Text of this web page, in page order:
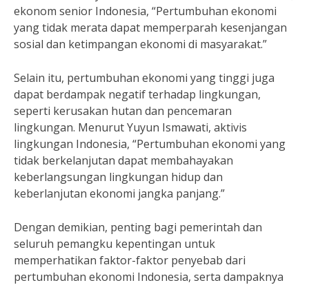
ekonom senior Indonesia, “Pertumbuhan ekonomi
yang tidak merata dapat memperparah kesenjangan
sosial dan ketimpangan ekonomi di masyarakat.”
Selain itu, pertumbuhan ekonomi yang tinggi juga
dapat berdampak negatif terhadap lingkungan,
seperti kerusakan hutan dan pencemaran
lingkungan. Menurut Yuyun Ismawati, aktivis
lingkungan Indonesia, “Pertumbuhan ekonomi yang
tidak berkelanjutan dapat membahayakan
keberlangsungan lingkungan hidup dan
keberlanjutan ekonomi jangka panjang.”
Dengan demikian, penting bagi pemerintah dan
seluruh pemangku kepentingan untuk
memperhatikan faktor-faktor penyebab dari
pertumbuhan ekonomi Indonesia, serta dampaknya